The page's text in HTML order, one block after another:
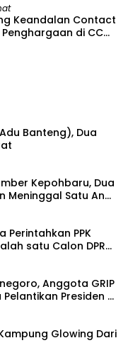
Keandalan Contact
di CCW
Banteng), Dua
Kepohbaru, Dua
Meninggal Satu Anak
Perintahkan PPK
satu Calon DPRD
Anggota GRIP
Presiden di
Glowing Dari